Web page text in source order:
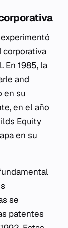
corporativa
En 1985, la
and
en su
en el año
Equity
en su
se
patentes